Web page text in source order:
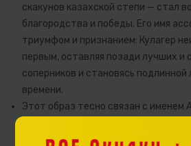
скакунов казахской степи — стал
благородства и победы. Его имя
триумфом и признанием: Кулагер
первым, оставляя позади лучших и
соперников и становясь подлинной
времени.
Этот образ тесно связан с именем
выдающегося казахского певца и
Кулагеру одноимённая песня